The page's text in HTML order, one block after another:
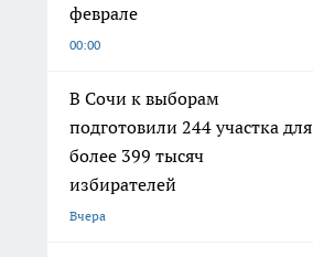
феврале
00:00
В Сочи к выборам
подготовили 244 участка для
более 399 тысяч
избирателей
Вчера